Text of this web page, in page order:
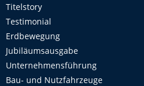
Titelstory
Testimonial
Erdbewegung
Jubiläumsausgabe
Unternehmensführung
Bau- und Nutzfahrzeuge